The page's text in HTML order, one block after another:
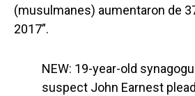
(musulmanes) aumentaron de
2017”.
NEW: 19-year-old
suspect John Earnest